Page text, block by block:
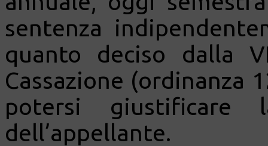
sentenza
quanto deciso dalla
Cassazione (ordinanza
potersi giustificare
dell’appellante.